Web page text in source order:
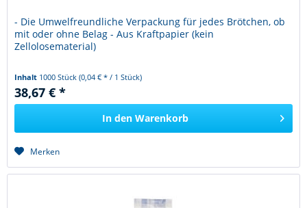
- Die Umwelfreundliche Verpackung für jedes Brötchen, ob
mit oder ohne Belag - Aus Kraftpapier (kein
Zellolosematerial)
Inhalt 1000 Stück(0,04 € * / 1 Stück)
38,67 € *
In den Warenkorb
Merken